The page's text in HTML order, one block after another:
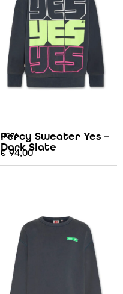
AO76
Percy Sweater Yes –
Dark Slate
€94,00